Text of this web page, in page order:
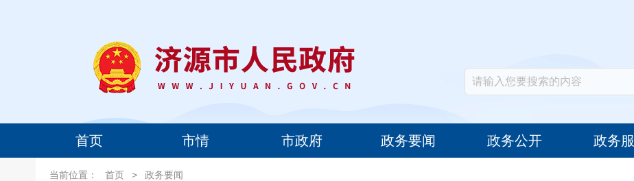
首页 市情 市政府 政务要闻 政务公开 政务
当前位置： 首页 > 政务要闻